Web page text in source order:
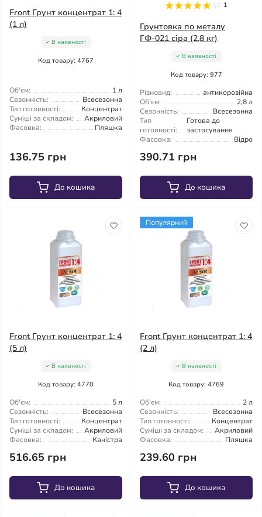
Front Грунт концентрат 1: 4
(1 л)
В наявності
Код товару: 4767
Об'єм:
1 л
Сезонність:
Всесезонна
Тип готовності:
Концентрат
Суміші за складом:
Акриловий
Фасовка:
Пляшка
136.75 грн
До кошика
1
Грунтовка по металу
ГФ-021 сіра (2,8 кг)
В наявності
Код товару: 977
Різновид:
антикорозійна
Об'єм:
2,8 л
Сезонність:
Всесезонна
Тип
готовності:
Готова до
застосування
Фасовка:
Відро
390.71 грн
До кошика
Front Грунт концентрат 1: 4
(5 л)
В наявності
Код товару: 4770
Об'єм:
5 л
Сезонність:
Всесезонна
Тип готовності:
Концентрат
Суміші за складом:
Акриловий
Фасовка:
Каністра
516.65 грн
До кошика
Популярний
Front Грунт концентрат 1: 4
(2 л)
В наявності
Код товару: 4769
Об'єм:
2 л
Сезонність:
Всесезонна
Тип готовності:
Концентрат
Суміші за складом:
Акриловий
Фасовка:
Пляшка
239.60 грн
До кошика